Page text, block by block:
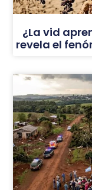
¿La vid
revela el